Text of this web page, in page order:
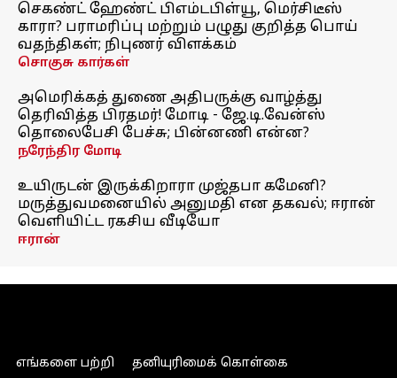
செகண்ட் ஹேண்ட் பிஎம்டபிள்யூ, மெர்சிடீஸ்
காரா? பராமரிப்பு மற்றும் பழுது குறித்த பொய்
வதந்திகள்; நிபுணர் விளக்கம்
சொகுசு கார்கள்
அமெரிக்கத் துணை அதிபருக்கு வாழ்த்து
தெரிவித்த பிரதமர்! மோடி - ஜே.டி.வேன்ஸ்
தொலைபேசி பேச்சு; பின்னணி என்ன?
நரேந்திர மோடி
உயிருடன் இருக்கிறாரா முஜ்தபா கமேனி?
மருத்துவமனையில் அனுமதி என தகவல்; ஈரான்
வெளியிட்ட ரகசிய வீடியோ
ஈரான்
எங்களை பற்றி தனியுரிமைக் கொள்கை